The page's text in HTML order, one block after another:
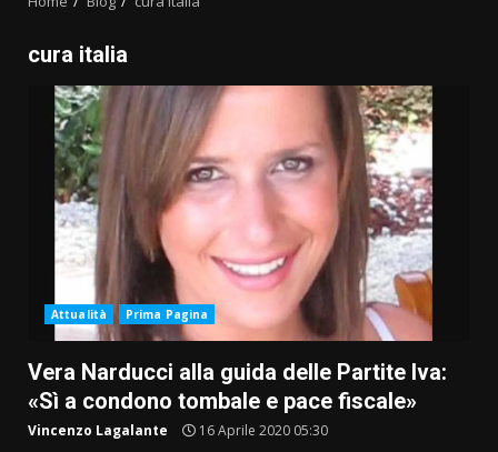
cura italia
Attualità Prima Pagina
Vera Narducci alla guida delle Partite Iva:
«Sì a condono tombale e pace fiscale»
Vincenzo Lagalante 16 Aprile 2020 05:30